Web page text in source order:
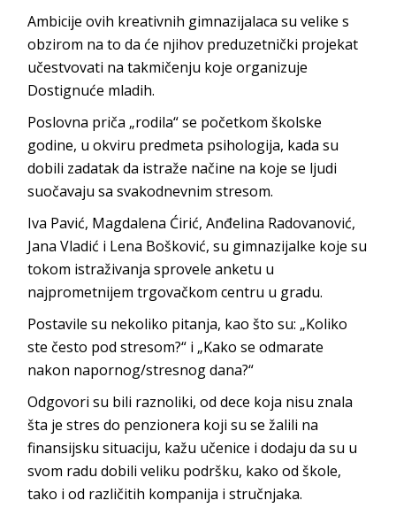
Ambicije ovih kreativnih gimnazijalaca su velike s
obzirom na to da će njihov preduzetnički projekat
učestvovati na takmičenju koje organizuje
Dostignuće mladih.
Poslovna priča „rodila“ se početkom školske
godine, u okviru predmeta psihologija, kada su
dobili zadatak da istraže načine na koje se ljudi
suočavaju sa svakodnevnim stresom.
Iva Pavić, Magdalena Ćirić, Anđelina Radovanović,
Jana Vladić i Lena Bošković, su gimnazijalke koje su
tokom istraživanja sprovele anketu u
najprometnijem trgovačkom centru u gradu.
Postavile su nekoliko pitanja, kao što su: „Koliko
ste često pod stresom?“ i „Kako se odmarate
nakon napornog/stresnog dana?“
Odgovori su bili raznoliki, od dece koja nisu znala
šta je stres do penzionera koji su se žalili na
finansijsku situaciju, kažu učenice i dodaju da su u
svom radu dobili veliku podršku, kako od škole,
tako i od različitih kompanija i stručnjaka.